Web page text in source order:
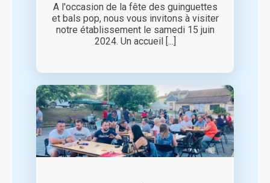
A l'occasion de la fête des guinguettes
et bals pop, nous vous invitons à visiter
notre établissement le samedi 15 juin
2024. Un accueil [...]